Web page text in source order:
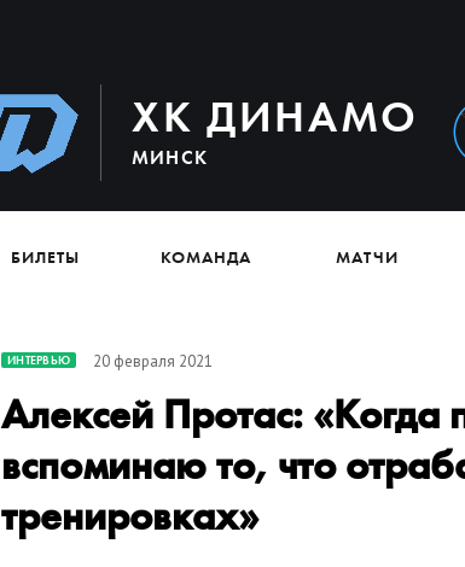
ХК ДИНАМО
МИНСК
БИЛЕТЫ КОМАНДА МАТЧИ
ИНТЕРВЬЮ 20 февраля 2021
Алексей Протас: «Когда
вспоминаю то, что
тренировках»